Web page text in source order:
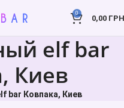
0
0,00
elf bar
Киев
bar Ковпака, Киев